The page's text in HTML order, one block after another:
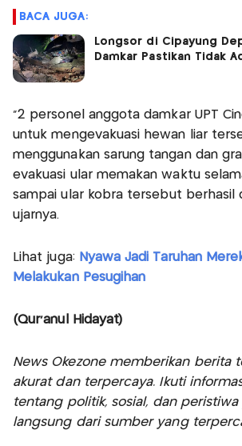
BACA JUGA:
Longsor di Cipayung
Damkar Pastikan Tidak
"2 personel anggota damkar UPT
untuk mengevakuasi hewan liar
menggunakan sarung tangan dan
evakuasi ular memakan waktu
sampai ular kobra tersebut berhasil
ujarnya.
Lihat juga: Nyawa Jadi Taruhan
Melakukan Pesugihan
(Qur'anul Hidayat)
News Okezone memberikan berita
akurat dan terpercaya. Ikuti
tentang politik, sosial, dan
langsung dari sumber yang